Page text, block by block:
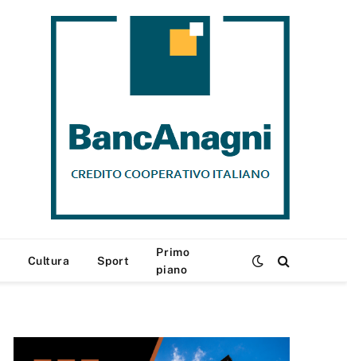
Cultura Sport
Primo
piano